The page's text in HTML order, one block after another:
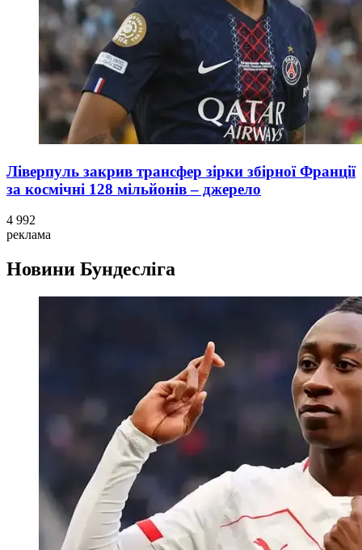
Ліверпуль закрив трансфер зірки збірної Франції
за космічні 128 мільйонів – джерело
4 992
реклама
Новини Бундесліга